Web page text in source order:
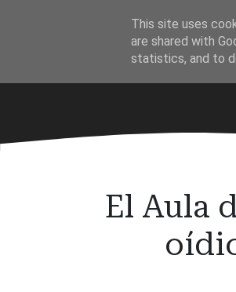
·
El Aula
This site uses
are shared with
statistics, and to